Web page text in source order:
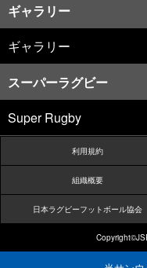
ギャラリー
ギャラリー
スーパーラグビー
Super Rugby
利用規約
組織概要
日本ラグビーフットボール協会